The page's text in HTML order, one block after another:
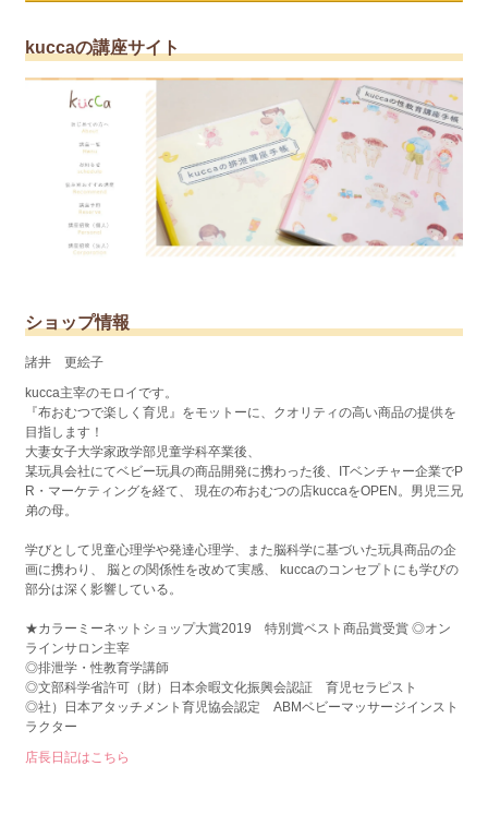
kuccaの講座サイト
ショップ情報
諸井 更絵子
kucca主宰のモロイです。
『布おむつで楽しく育児』をモットーに、クオリティの高い商品の提供を
目指します！
大妻女子大学家政学部児童学科卒業後、
某玩具会社にてベビー玩具の商品開発に携わった後、ITベンチャー企業でP
R・マーケティングを経て、 現在の布おむつの店kuccaをOPEN。男児三兄
弟の母。
学びとして児童心理学や発達心理学、また脳科学に基づいた玩具商品の企
画に携わり、 脳との関係性を改めて実感、 kuccaのコンセプトにも学びの
部分は深く影響している。
★カラーミーネットショップ大賞2019 特別賞ベスト商品賞受賞 ◎オン
ラインサロン主宰
◎排泄学・性教育学講師
◎文部科学省許可（財）日本余暇文化振興会認証 育児セラピスト
◎社）日本アタッチメント育児協会認定 ABMベビーマッサージインスト
ラクター
店長日記はこちら